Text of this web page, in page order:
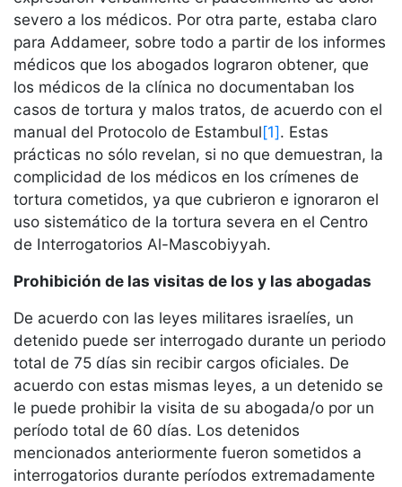
severo a los médicos. Por otra parte, estaba claro
para Addameer, sobre todo a partir de los informes
médicos que los abogados lograron obtener, que
los médicos de la clínica no documentaban los
casos de tortura y malos tratos, de acuerdo con el
manual del Protocolo de Estambul[1]. Estas
prácticas no sólo revelan, si no que demuestran, la
complicidad de los médicos en los crímenes de
tortura cometidos, ya que cubrieron e ignoraron el
uso sistemático de la tortura severa en el Centro
de Interrogatorios Al-Mascobiyyah.
Prohibición de las visitas de los y las abogadas
De acuerdo con las leyes militares israelíes, un
detenido puede ser interrogado durante un periodo
total de 75 días sin recibir cargos oficiales. De
acuerdo con estas mismas leyes, a un detenido se
le puede prohibir la visita de su abogada/o por un
período total de 60 días. Los detenidos
mencionados anteriormente fueron sometidos a
interrogatorios durante períodos extremadamente